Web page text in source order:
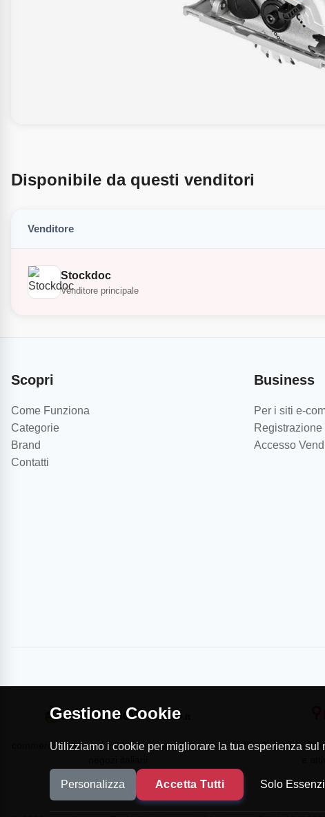
Disponibile da questi venditori
Venditore
Stockdoc
Venditore principale
Scopri
Come Funziona
Categorie
Brand
Contatti
Business
Per i siti e-
Registrazione
Accesso
commercioVirtuoso.it è il Marketplace dei migliori
MapTap.it è la
Gestione Cookie
Utilizziamo i cookie per migliorare la tua esperienza
Personalizza Accetta Tutti Solo